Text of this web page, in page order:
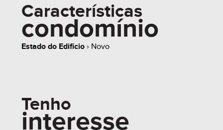
share
Características
condomínio
Estado do Edifício› Novo
Tenho
interesse